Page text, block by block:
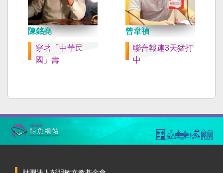
陳銘堯
穿著「中華民
國」壽
曾韋禎
聯合報連3天猛打
中